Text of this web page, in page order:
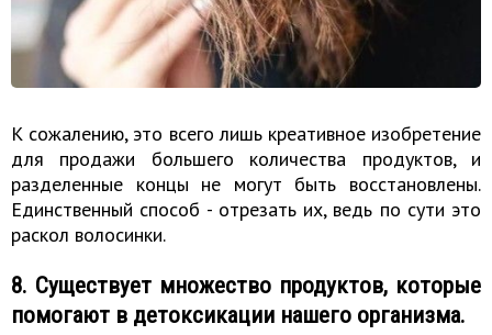
К сожалению, это всего лишь креативное изобретение
для продажи большего количества продуктов, и
разделенные концы не могут быть восстановлены.
Единственный способ - отрезать их, ведь по сути это
раскол волосинки.
8. Существует множество продуктов, которые
помогают в детоксикации нашего организма.